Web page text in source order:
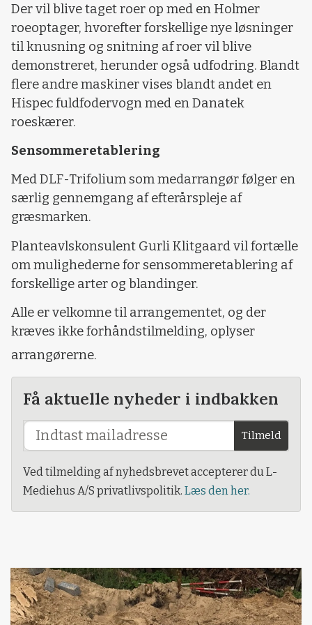
Der vil blive taget roer op med en Holmer
roeoptager, hvorefter forskellige nye løsninger
til knusning og snitning af roer vil blive
demonstreret, herunder også udfodring. Blandt
flere andre maskiner vises blandt andet en
Hispec fuldfodervogn med en Danatek
roeskærer.
Sensommeretablering
Med DLF-Trifolium som medarrangør følger en
særlig gennemgang af efterårspleje af
græsmarken.
Planteavlskonsulent Gurli Klitgaard vil fortælle
om mulighederne for sensommeretablering af
forskellige arter og blandinger.
Alle er velkomne til arrangementet, og der
kræves ikke forhåndstilmelding, oplyser
arrangørerne.
Få aktuelle nyheder i indbakken
Tilmeld
Ved tilmelding af nyhedsbrevet accepterer du L-
Mediehus A/S privatlivspolitik. Læs den her.